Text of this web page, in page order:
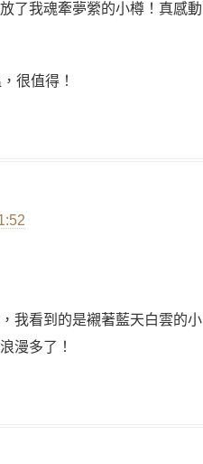
了我魂牽夢縈的小樽！真感動
很值得！
我看到的是襯著藍天白雲的小
漫多了！